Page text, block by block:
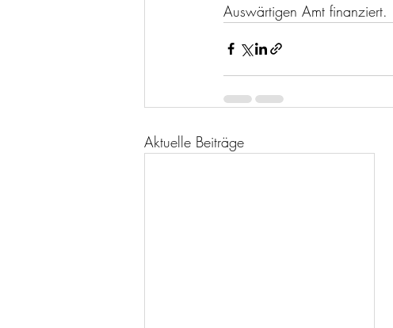
Auswärtigen Amt finanziert.
Aktuelle Beiträge